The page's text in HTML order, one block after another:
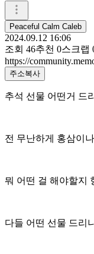
Peaceful Calm Caleb
2024.09.12 16:06
조회 46추천 0스크랩
https://
주소복사
추석 선물 어떤거 드
전 무난하게 홍삼이
뭐 어떤 걸 해야할지
다들 어떤 선물 드리